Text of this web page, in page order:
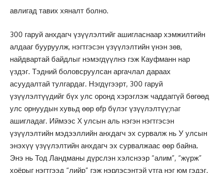
авлигад тавих хяналт болно.
300 гаруй анхдагч үзүүлэлтийг ашигласнаар хэмжилтийн
алдааг бууруулж, нэгтгэсэн үзүүлэлтийн үнэн зөв,
найдвартай байдлыг нэмэгдүүлнэ гэж Кауфманн нар
үздэг. Тэдний боловсруулсан аргачлал дараах
асуудалтай тулгардаг. Нэгдүгээрт, 300 гаруй
үзүүлэлтүүдийг бүх улс оронд хэрэглэж чаддаггүй бөгөөд
улс орнуудын хувьд өөр өfр бүлэг үзүүлэлтүү;naг
ашигладаг. Иймээс X улсын аль нэгэн нэгтгэсэн
үзүүлэлтийн мэдээллийн анхдагч эх сурвалж нь У улсын
энэхүү үзүүлэлтийн анхдагч эх сурвалжаас өөр байна.
Энэ нь Тод Ландманы дүрслэн хэлснээр “алим”, “жүрж”
хоёрыг нэгтгээд “лийр” гэж нэрлэсэнтэй утга нэг юм гэдэг.